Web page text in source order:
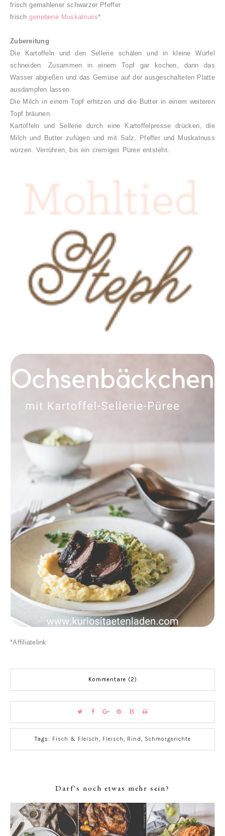
frisch gemahlener schwarzer Pfeffer
frischgeriebene Muskatnuss*
Zubereitung
Die Kartoffeln und den Sellerie schälen und in kleine Würfel
schneiden. Zusammen in einem Topf gar kochen, dann das
Wasser abgießen und das Gemüse auf der ausgeschalteten Platte
ausdampfen lassen.
Die Milch in einem Topf erhitzen und die Butter in einem weiteren
Topf bräunen.
Kartoffeln und Sellerie durch eine Kartoffelpresse drücken, die
Milch und Butter zufügen und mit Salz, Pfeffer und Muskatnuss
würzen. Verrühren, bis ein cremiges Püree entsteht.
*Affiliatelink
Kommentare (2)
Tags: Fisch & Fleisch, Fleisch, Rind, Schmorgerichte
Darf's noch etwas mehr sein?